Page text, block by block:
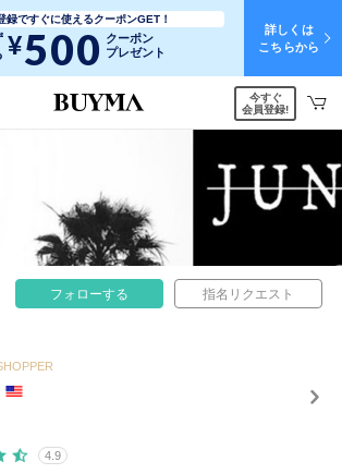
録ですぐに使えるクーポンGET！
¥500 クーポン
プレゼント
詳しくは
こちらから
今すぐ
会員登録!
フォローする 指名リクエスト
4.9